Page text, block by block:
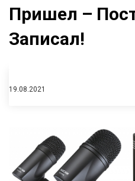
Пришел –
Записал!
19.08.2021